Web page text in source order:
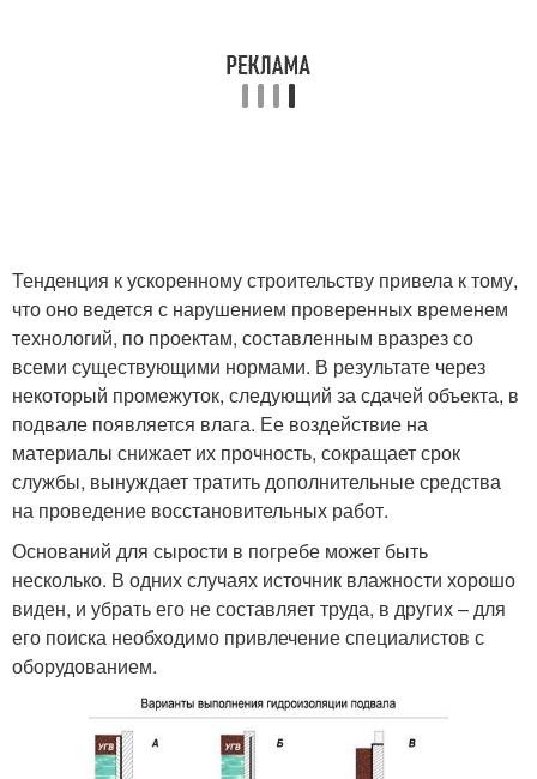
Тенденция к ускоренному строительству привела к тому,
что оно ведется с нарушением проверенных временем
технологий, по проектам, составленным вразрез со
всеми существующими нормами. В результате через
некоторый промежуток, следующий за сдачей объекта, в
подвале появляется влага. Ее воздействие на
материалы снижает их прочность, сокращает срок
службы, вынуждает тратить дополнительные средства
на проведение восстановительных работ.
Оснований для сырости в погребе может быть
несколько. В одних случаях источник влажности хорошо
виден, и убрать его не составляет труда, в других – для
его поиска необходимо привлечение специалистов с
оборудованием.